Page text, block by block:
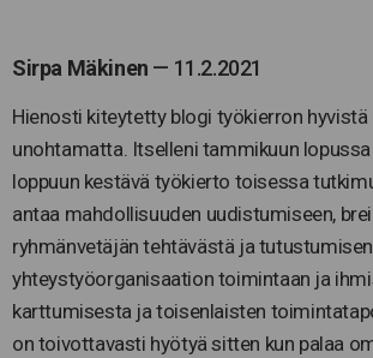
Sirpa Mäkinen — 11.2.2021
Hienosti kiteytetty blogi työkierron
unohtamatta. Itselleni tammikuun
loppuun kestävä työkierto toisessa
antaa mahdollisuuden uudistumiseen,
ryhmänvetäjän tehtävästä ja
yhteystyöorganisaation toimintaan ja
karttumisesta ja toisenlaisten
on toivottavasti hyötyä sitten kun palaa